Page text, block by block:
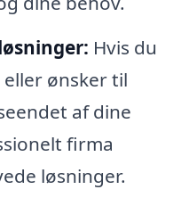
Hvis du
ønsker til
af dine
firma
løsninger.